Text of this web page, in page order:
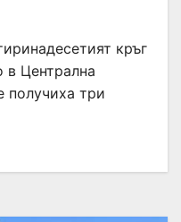
кръг
в Централна
получиха три